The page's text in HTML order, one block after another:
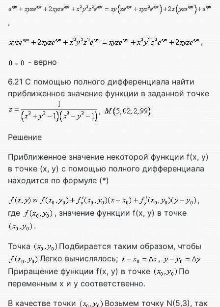
,
,
- верно
6.21 С помощью полного дифференциала найти
приближенное значение функции в заданной точке
,
Решение
Приближенное значение некоторой функции f(x, y)
в точке (x, y) с помощью полного дифференциала
находится по формуле (*)
,
где
, значение функции f(x, y) в точке
.
Точка
Подбирается таким образом, чтобы
Легко вычислялось;
,
Приращение функции f(x, y) в точке
По
переменным x и y соответственно.
В качестве точки
Возьмем точку N(5,3), так